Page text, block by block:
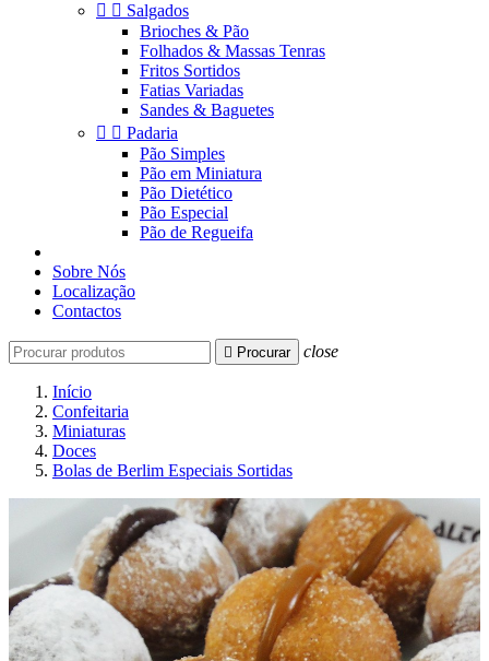
  Salgados
Brioches & Pão
Folhados & Massas Tenras
Fritos Sortidos
Fatias Variadas
Sandes & Baguetes
  Padaria
Pão Simples
Pão em Miniatura
Pão Dietético
Pão Especial
Pão de Regueifa
Sobre Nós
Localização
Contactos
 Procurar close
Início
Confeitaria
Miniaturas
Doces
Bolas de Berlim Especiais Sortidas